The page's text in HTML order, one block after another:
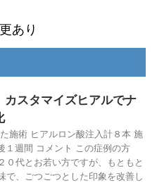
あり
カスタマイズヒアルでナ
施術 ヒアルロン酸注入計８本 施
週間 コメント この症例の方
０代とお若い方ですが、もともと
で、ごつごつとした印象を改善し